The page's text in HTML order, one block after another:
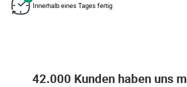
Innerhalb eines Tages fertig
42.000 Kunden haben uns